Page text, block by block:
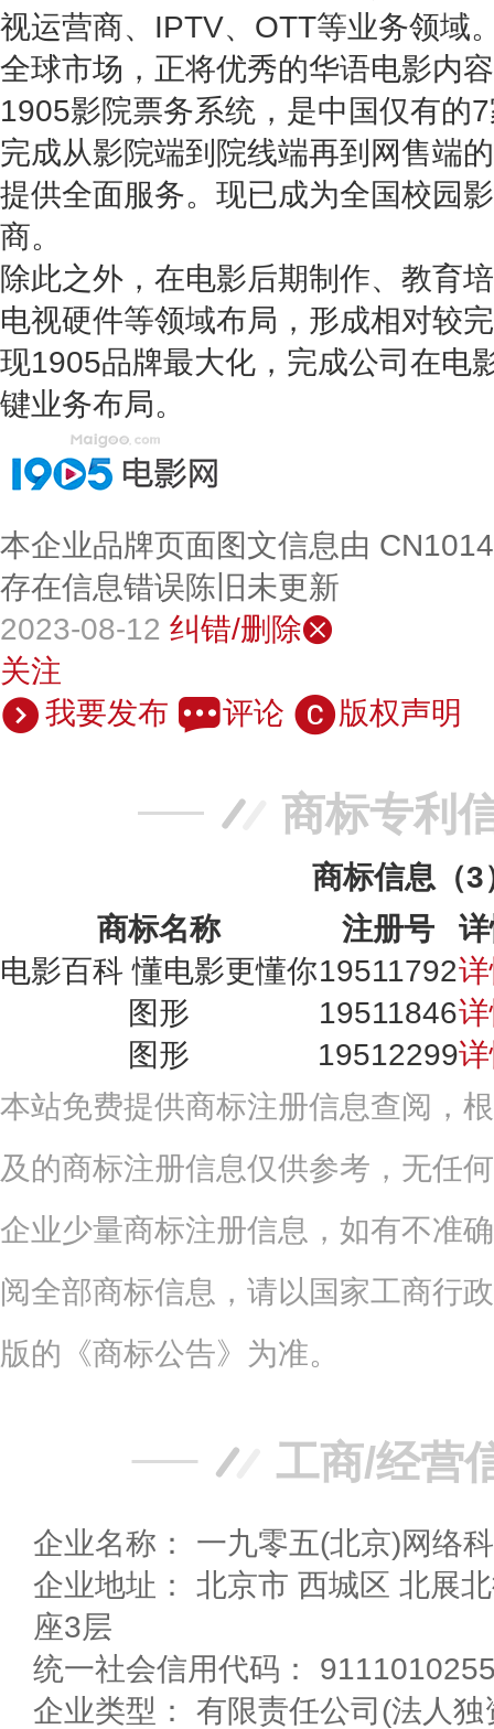
视运营商、IPTV、OTT等业务领域
全球市场，正将优秀的华语电影内
1905影院票务系统，是中国仅有的
完成从影院端到院线端再到网售端
提供全面服务。现已成为全国校园
商。
除此之外，在电影后期制作、教育
电视硬件等领域布局，形成相对较
现1905品牌最大化，完成公司在电
键业务布局。
本企业品牌页面图文信息由
存在信息错误陈旧未更新
2023-08-12 纠错/删除
关注
我要发布
评论 版权声明
商标专利
商标信息（3
商标名称
注册号
电影百科 懂电影更懂你19511792
图形
19511846
图形
19512299
本站免费提供商标注册信息查阅，
及的商标注册信息仅供参考，无任
企业少量商标注册信息，如有不准
阅全部商标信息，请以国家工商行
版的《商标公告》为准。
工商/经营
企业名称： 一九零五(北京)网络
企业地址： 北京市 西城区 北展北街5号华远企业中心F
座3层
统一社会信用代码：
企业类型： 有限责任公司(法人独